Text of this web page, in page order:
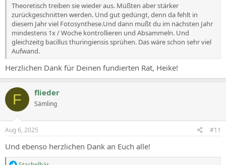
Theoretisch treiben sie wieder aus. Müßten aber stärker
zurückgeschnitten werden. Und gut gedüngt, denn da fehlt in
diesem Jahr viel Fotosynthese.Und dann mußt du im nächsten Jahr
mindestens 1x / Woche kontrollieren und Absammeln. Und
gleichzeitg bacillus thuringiensis sprühen. Das wäre schon sehr viel
Aufwand.
Herzlichen Dank für Deinen fundierten Rat, Heike!
F flieder
Sämling
Aug 6, 2025 #11
Und ebenso herzlichen Dank an Euch alle!